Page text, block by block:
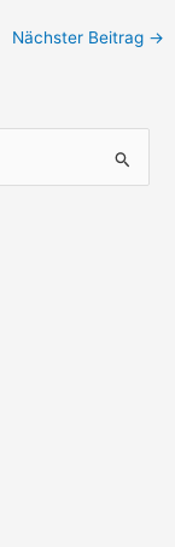
Nächster Beitrag →